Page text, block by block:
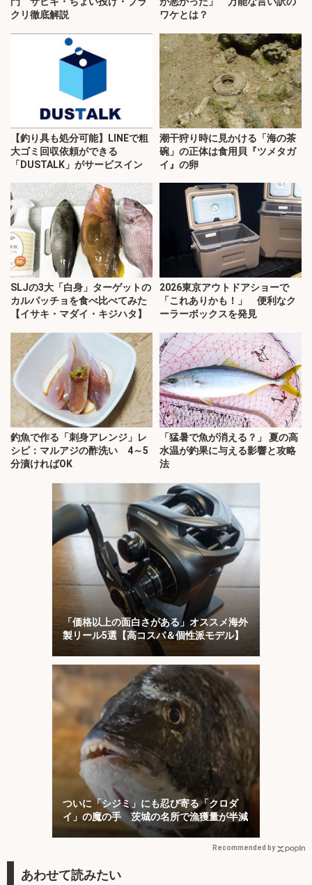
クリ徹底解説
ワケとは？
【釣り具も処分可能】LINEで粗
大ゴミ回収依頼ができる
「DUSTALK」がサービスイン
潮干狩り時に見かける「海の茶
碗」の正体は食用貝『ツメタガ
イ』の卵
SLJの3大「白身」ターゲットの
カルパッチョを食べ比べてみた
【イサキ・マダイ・キジハタ】
2026東京アウトドアショーで
「これありかも！」 便利なク
ーラーボックスを発見
釣魚で作る「刺身アレンジ」レ
シピ：マルアジの酢洗い 4～5
分漬ければOK
「猛暑で魚が消える？」 夏の高
水温が釣果に与える影響と攻略
法
「価格以上の面白さがある」オススメ海外
製リール5選【高コスパ＆個性派モデル】
ついに「シジミ」にも忍び寄る「クロダ
イ」の魔の手 茨城の名所で漁獲量が半減
Recommended by